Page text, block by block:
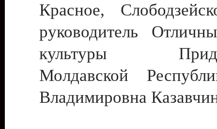
Красное,
руководитель
культуры
Молдавской
Владимировна